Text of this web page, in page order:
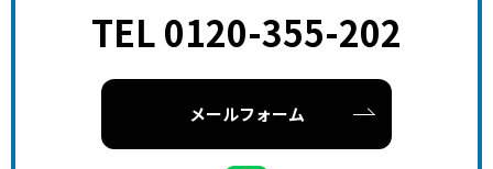
TEL 0120-355-202
メールフォーム